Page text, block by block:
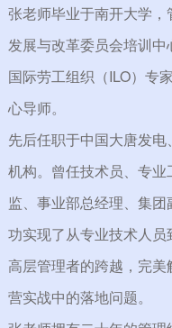
岗位类型分类
解决方案分类
上平台
上课程
询服务
动学习项目
张老师毕业于南开大学
发展与改革委员会培训中
国际劳工组织（ILO）专
心导师。
先后任职于中国大唐发
机构。曾任技术员、专
监、事业部总经理、集
功实现了从专业技术人
高层管理者的跨越，完
营实战中的落地问题。